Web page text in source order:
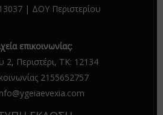
| ΔΟΥ Περιστερίου
επικοινωνίας:
2, Περιστέρι, ΤΚ: 12134
2155652757